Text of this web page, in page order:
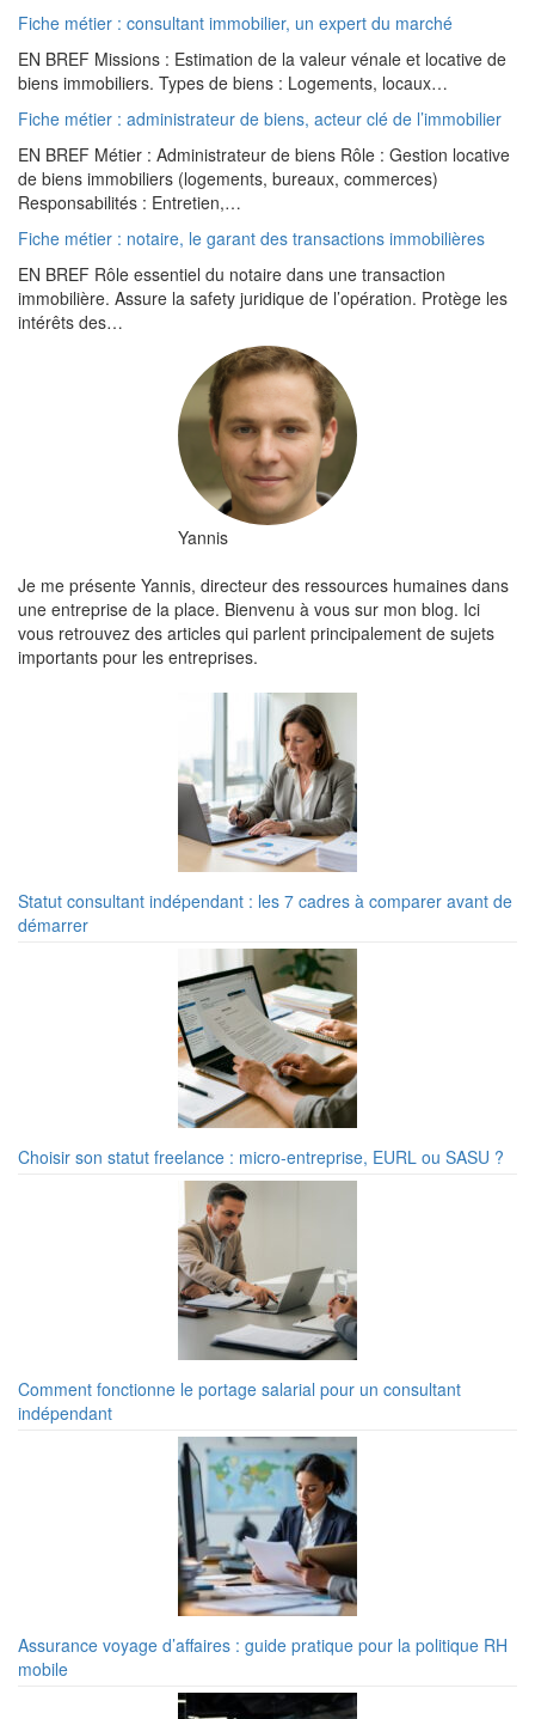
Fiche métier : consultant immobilier, un expert du marché
EN BREF Missions : Estimation de la valeur vénale et locative de
biens immobiliers. Types de biens : Logements, locaux…
Fiche métier : administrateur de biens, acteur clé de l’immobilier
EN BREF Métier : Administrateur de biens Rôle : Gestion locative
de biens immobiliers (logements, bureaux, commerces)
Responsabilités : Entretien,…
Fiche métier : notaire, le garant des transactions immobilières
EN BREF Rôle essentiel du notaire dans une transaction
immobilière. Assure la safety juridique de l’opération. Protège les
intérêts des…
Yannis
Je me présente Yannis, directeur des ressources humaines dans
une entreprise de la place. Bienvenu à vous sur mon blog. Ici
vous retrouvez des articles qui parlent principalement de sujets
importants pour les entreprises.
Statut consultant indépendant : les 7 cadres à comparer avant de
démarrer
Choisir son statut freelance : micro-entreprise, EURL ou SASU ?
Comment fonctionne le portage salarial pour un consultant
indépendant
Assurance voyage d’affaires : guide pratique pour la politique RH
mobile